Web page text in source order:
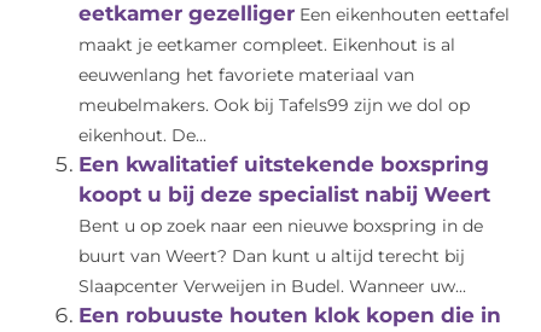
eetkamer gezelliger Een eikenhouten eettafel
maakt je eetkamer compleet. Eikenhout is al
eeuwenlang het favoriete materiaal van
meubelmakers. Ook bij Tafels99 zijn we dol op
eikenhout. De...
Een kwalitatief uitstekende boxspring
koopt u bij deze specialist nabij Weert
Bent u op zoek naar een nieuwe boxspring in de
buurt van Weert? Dan kunt u altijd terecht bij
Slaapcenter Verweijen in Budel. Wanneer uw...
Een robuuste houten klok kopen die in